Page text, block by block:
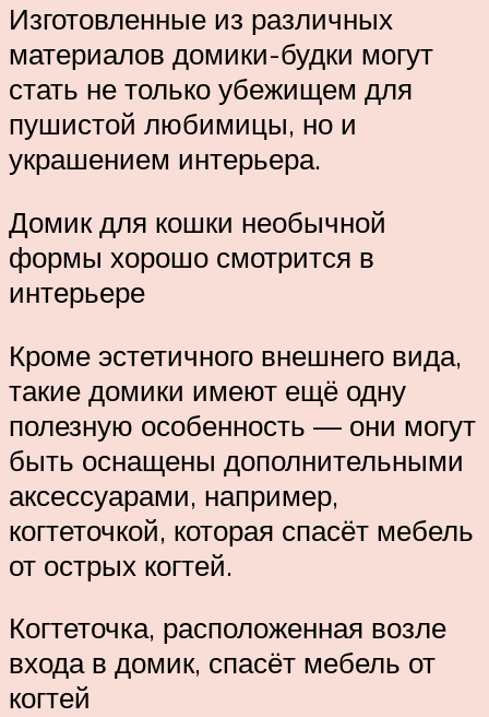
Изготовленные из различных
материалов домики-будки могут
стать не только убежищем для
пушистой любимицы, но и
украшением интерьера.
Домик для кошки необычной
формы хорошо смотрится в
интерьере
Кроме эстетичного внешнего вида,
такие домики имеют ещё одну
полезную особенность — они могут
быть оснащены дополнительными
аксессуарами, например,
когтеточкой, которая спасёт мебель
от острых когтей.
Когтеточка, расположенная возле
входа в домик, спасёт мебель от
когтей